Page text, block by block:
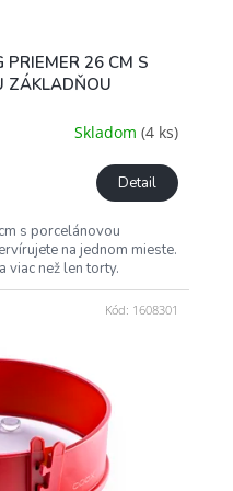
PRIEMER 26 CM S
ZÁKLADŇOU
Skladom (4 ks)
Detail
s porcelánovou
na jednom mieste.
viac než len torty.
Kód: 1608301